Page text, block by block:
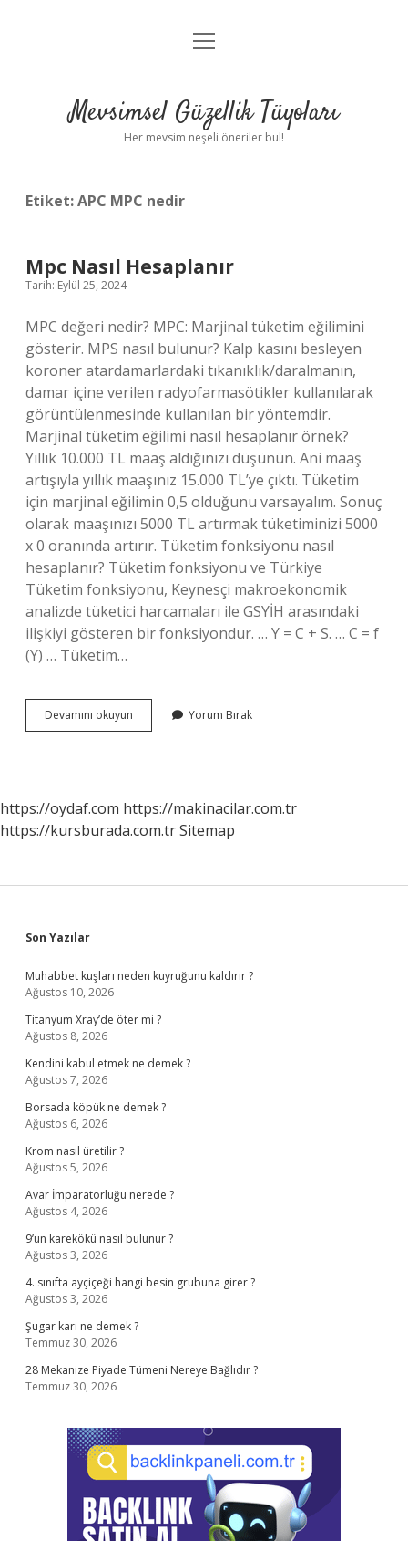
Anasayfa
Yasal Uyarı
menüyü
Mevsimsel Güzellik Tüyoları
Her mevsim neşeli öneriler bul!
Etiket:APC MPC nedir
Mpc Nasıl Hesaplanır
Tarih: Eylül 25, 2024
MPC değeri nedir? MPC: Marjinal tüketim eğilimini
gösterir. MPS nasıl bulunur? Kalp kasını besleyen
koroner atardamarlardaki tıkanıklık/daralmanın,
damar içine verilen radyofarmasötikler kullanılarak
görüntülenmesinde kullanılan bir yöntemdir.
Marjinal tüketim eğilimi nasıl hesaplanır örnek?
Yıllık 10.000 TL maaş aldığınızı düşünün. Ani maaş
artışıyla yıllık maaşınız 15.000 TL’ye çıktı. Tüketim
için marjinal eğilimin 0,5 olduğunu varsayalım. Sonuç
olarak maaşınızı 5000 TL artırmak tüketiminizi 5000
x 0 oranında artırır. Tüketim fonksiyonu nasıl
hesaplanır? Tüketim fonksiyonu ve Türkiye
Tüketim fonksiyonu, Keynesçi makroekonomik
analizde tüketici harcamaları ile GSYİH arasındaki
ilişkiyi gösteren bir fonksiyondur. … Y = C + S. … C = f
(Y) … Tüketim…
Devamını okuyun
Nasıl
Yorum Bırak
https://oydaf.com https://makinacilar.com.tr
https://kursburada.com.trSitemap
Sidebar
Son Yazılar
Muhabbet kuşları neden kuyruğunu kaldırır ?
Ağustos 10, 2026
Titanyum Xray’de öter mi ?
Ağustos 8, 2026
Kendini kabul etmek ne demek ?
Ağustos 7, 2026
Borsada köpük ne demek ?
Ağustos 6, 2026
Krom nasıl üretilir ?
Ağustos 5, 2026
Avar İmparatorluğu nerede ?
Ağustos 4, 2026
9’un karekökü nasıl bulunur ?
Ağustos 3, 2026
4. sınıfta ayçiçeği hangi besin grubuna girer ?
Ağustos 3, 2026
Şugar karı ne demek ?
Temmuz 30, 2026
28 Mekanize Piyade Tümeni Nereye Bağlıdır ?
Temmuz 30, 2026